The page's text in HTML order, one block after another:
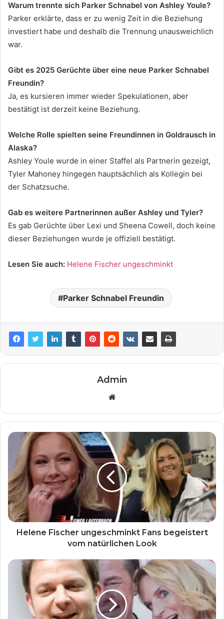
Warum trennte sich Parker Schnabel von Ashley Youle?
Parker erklärte, dass er zu wenig Zeit in die Beziehung
investiert habe und deshalb die Trennung unausweichlich
war.
Gibt es 2025 Gerüchte über eine neue Parker Schnabel
Freundin?
Ja, es kursieren immer wieder Spekulationen, aber
bestätigt ist derzeit keine Beziehung.
Welche Rolle spielten seine Freundinnen in Goldrausch in
Alaska?
Ashley Youle wurde in einer Staffel als Partnerin gezeigt,
Tyler Mahoney hingegen hauptsächlich als Kollegin bei
der Schatzsuche.
Gab es weitere Partnerinnen außer Ashley und Tyler?
Es gab Gerüchte über Lexi und Sheena Cowell, doch keine
dieser Beziehungen wurde je offiziell bestätigt.
Lesen Sie auch: Helene Fischer ungeschminkt
Parker Schnabel Freundin
Admin
Website
Helene Fischer ungeschminkt Fans begeistert
vom natürlichen Look